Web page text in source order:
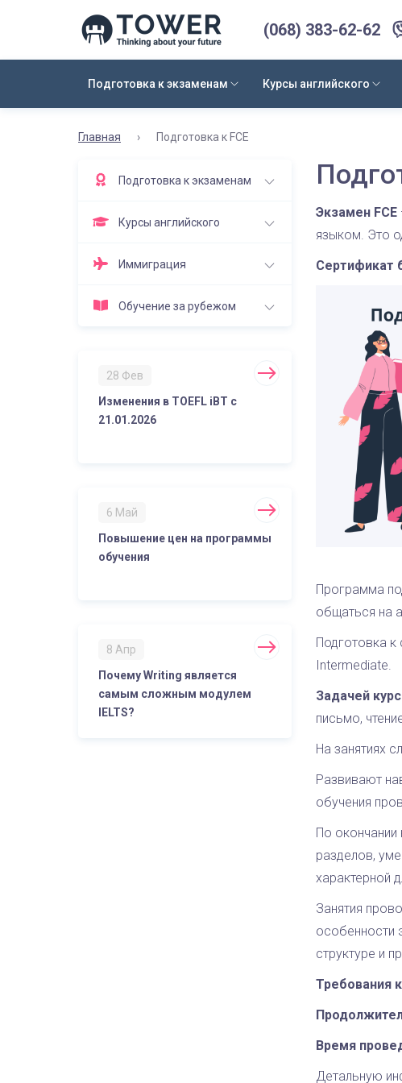
(068) 383-62-62
Подготовка к экзаменам Курсы английского
Главная › Подготовка к FCE
Подготовка к экзаменам
Курсы английского
Иммиграция
Обучение за рубежом
28 Фев
Изменения в TOEFL iBT с
21.01.2026
6 Май
Повышение цен на программы
обучения
8 Апр
Почему Writing является
самым сложным модулем
IELTS?
Экзамен FCE
языком. Это
Сертификат
Программа
общаться на
Подготовка к
Intermediate.
Задачей
письмо,
На занятиях
Развивают
обучения
По
разделов,
характерной
Занятия
особенности
структуре и
Требования
Время
Детальную